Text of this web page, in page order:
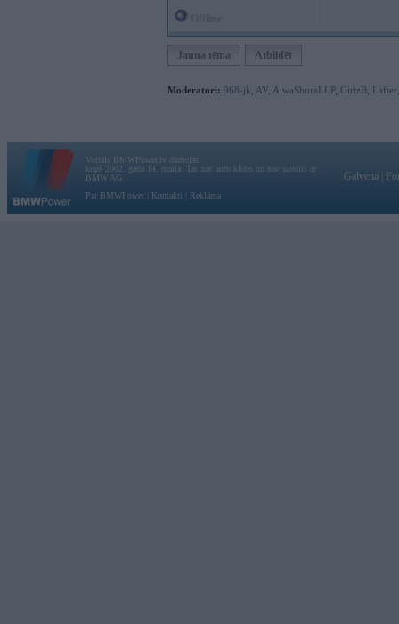
Jauna tēma Atbildēt
Moderatori: 968-jk AV AiwaShuraLLP, GirtzB Lafter
Vortāls BMWPower.lv darbojas
kopš 2002. gada 14. maija. Tas nav auto klubs un nav saistīts ar
BMW AG.
Par BMWPower
Kontakti Reklāma
Galvena